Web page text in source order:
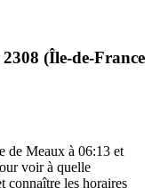
(Île-de-France
de Meaux à 06:13 et
voir à quelle
connaître les horaires